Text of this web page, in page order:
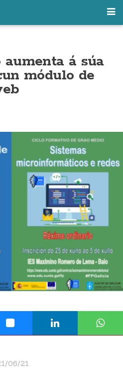
aumenta á súa
módulo de
06/21